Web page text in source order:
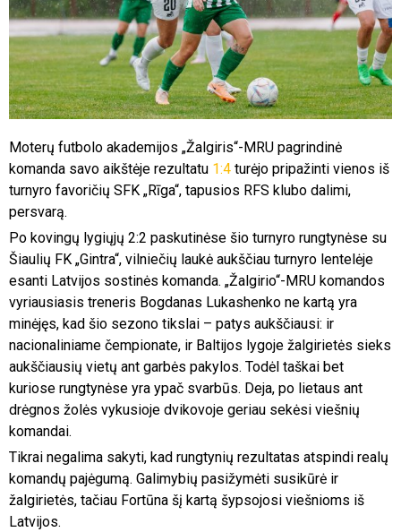
Moterų futbolo akademijos „Žalgiris“-MRU pagrindinė
komanda savo aikštėje rezultatu 1:4 turėjo pripažinti vienos iš
turnyro favoričių SFK „Rīga“, tapusios RFS klubo dalimi,
persvarą.
Po kovingų lygiųjų 2:2 paskutinėse šio turnyro rungtynėse su
Šiaulių FK „Gintra“, vilniečių laukė aukščiau turnyro lentelėje
esanti Latvijos sostinės komanda. „Žalgirio“-MRU komandos
vyriausiasis treneris Bogdanas Lukashenko ne kartą yra
minėjęs, kad šio sezono tikslai – patys aukščiausi: ir
nacionaliniame čempionate, ir Baltijos lygoje žalgirietės sieks
aukščiausių vietų ant garbės pakylos. Todėl taškai bet
kuriose rungtynėse yra ypač svarbūs. Deja, po lietaus ant
drėgnos žolės vykusioje dvikovoje geriau sekėsi viešnių
komandai.
Tikrai negalima sakyti, kad rungtynių rezultatas atspindi realų
komandų pajėgumą. Galimybių pasižymėti susikūrė ir
žalgirietės, tačiau Fortūna šį kartą šypsojosi viešnioms iš
Latvijos.